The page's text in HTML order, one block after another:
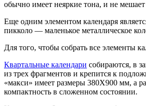
обычно имеет неяркие тона, и не
Еще одним элементом календаря
пикколо — маленькое металлическое
Для того, чтобы собрать все элементы
Квартальные календари собираются, в
из трех фрагментов и крепится к
«макси» имеет размеры 380X900 мм, а
компактность в сложенном состоянии.